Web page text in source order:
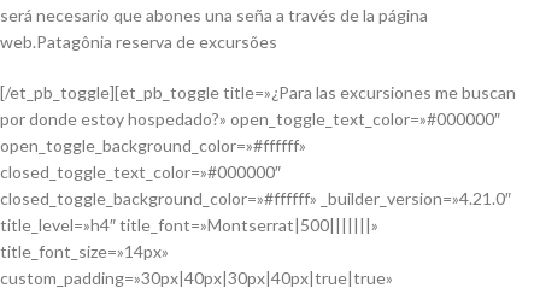
será necesario que abones una seña a través de la página
web.Patagônia reserva de excursões
[/et_pb_toggle][et_pb_toggle title=»¿Para las excursiones me buscan
por donde estoy hospedado?» open_toggle_text_color=»#000000″
open_toggle_background_color=»#ffffff»
closed_toggle_text_color=»#000000″
closed_toggle_background_color=»#ffffff» _builder_version=»4.21.0″
title_level=»h4″ title_font=»Montserrat|500|||||||»
title_font_size=»14px»
custom_padding=»30px|40px|30px|40px|true|true»